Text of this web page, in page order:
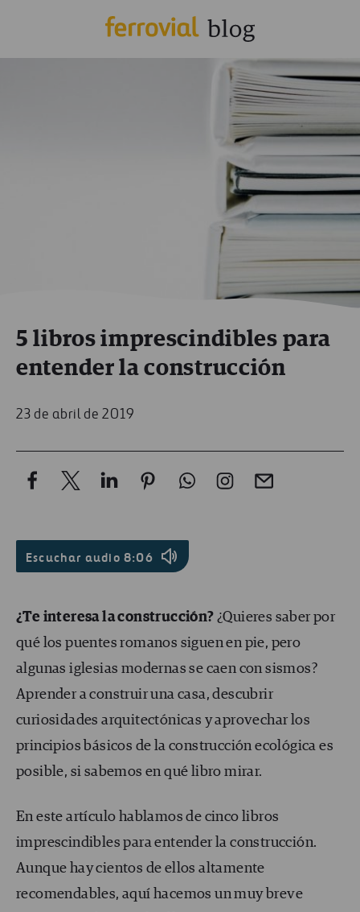
5 libros imprescindibles para
entender la construcción
23 de abril de 2019
Escuchar audio 8:06
¿Te interesa la construcción? ¿Quieres saber por
qué los puentes romanos siguen en pie, pero
algunas iglesias modernas se caen con sismos?
Aprender a construir una casa, descubrir
curiosidades arquitectónicas y aprovechar los
principios básicos de la construcción ecológica es
posible, si sabemos en qué libro mirar.
En este artículo hablamos de cinco libros
imprescindibles para entender la construcción.
Aunque hay cientos de ellos altamente
recomendables, aquí hacemos un muy breve